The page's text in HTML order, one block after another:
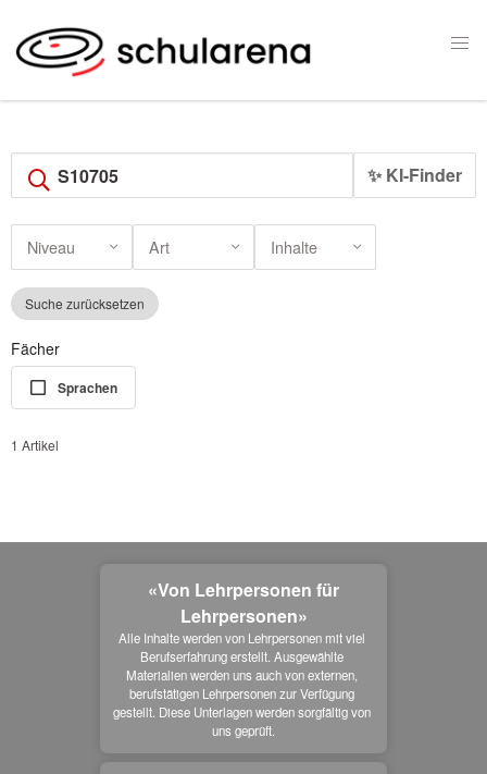
✨ KI-Finder
Niveau Art Inhalte
Suche zurücksetzen
Fächer
Sprachen
1 Artikel
«Von Lehrpersonen für
Lehrpersonen»
Alle Inhalte werden von Lehrpersonen mit viel
Berufserfahrung erstellt. Ausgewählte
Materialien werden uns auch von externen,
berufstätigen Lehrpersonen zur Verfügung
gestellt. Diese Unterlagen werden sorgfältig von
uns geprüft.